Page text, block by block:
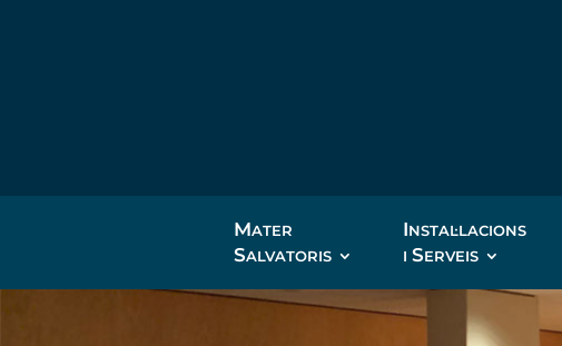
MATER
SALVATORIS
INSTAL·LACIONS
I SERVEIS